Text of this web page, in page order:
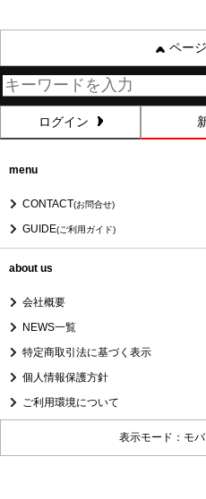
ペー
ログイン
menu
CONTACT(お問合せ)
GUIDE(ご利用ガイド)
about us
会社概要
NEWS一覧
特定商取引法に基づく表示
個人情報保護方針
ご利用環境について
表示モード：モ